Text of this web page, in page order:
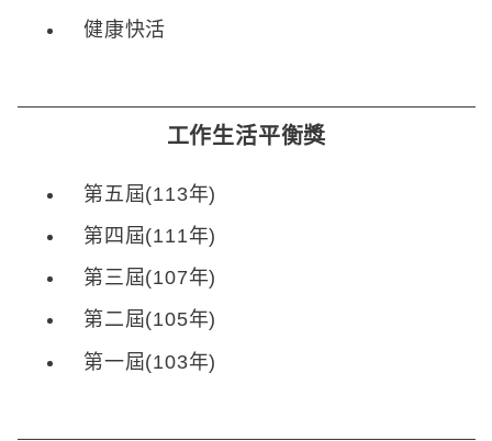
健康快活
工作生活平衡獎
第五屆(113年)
第四屆(111年)
第三屆(107年)
第二屆(105年)
第一屆(103年)